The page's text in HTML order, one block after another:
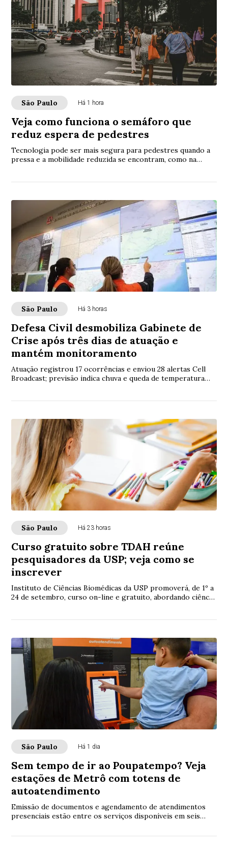
São Paulo Há 1 hora
Veja como funciona o semáforo que
reduz espera de pedestres
Tecnologia pode ser mais segura para pedestres quando a
pressa e a mobilidade reduzida se encontram, como na
São Paulo Há 3 horas
Defesa Civil desmobiliza Gabinete de
Crise após três dias de atuação e
mantém monitoramento
Atuação registrou 17 ocorrências e enviou 28 alertas Cell
Broadcast; previsão indica chuva e queda de temperatura
São Paulo Há 23 horas
Curso gratuito sobre TDAH reúne
pesquisadores da USP; veja como se
inscrever
Instituto de Ciências Biomédicas da USP promoverá, de 1º a
24 de setembro, curso on-line e gratuito, abordando ciência,
São Paulo Há 1 dia
Sem tempo de ir ao Poupatempo? Veja
estações de Metrô com totens de
autoatendimento
Emissão de documentos e agendamento de atendimentos
presenciais estão entre os serviços disponíveis em seis